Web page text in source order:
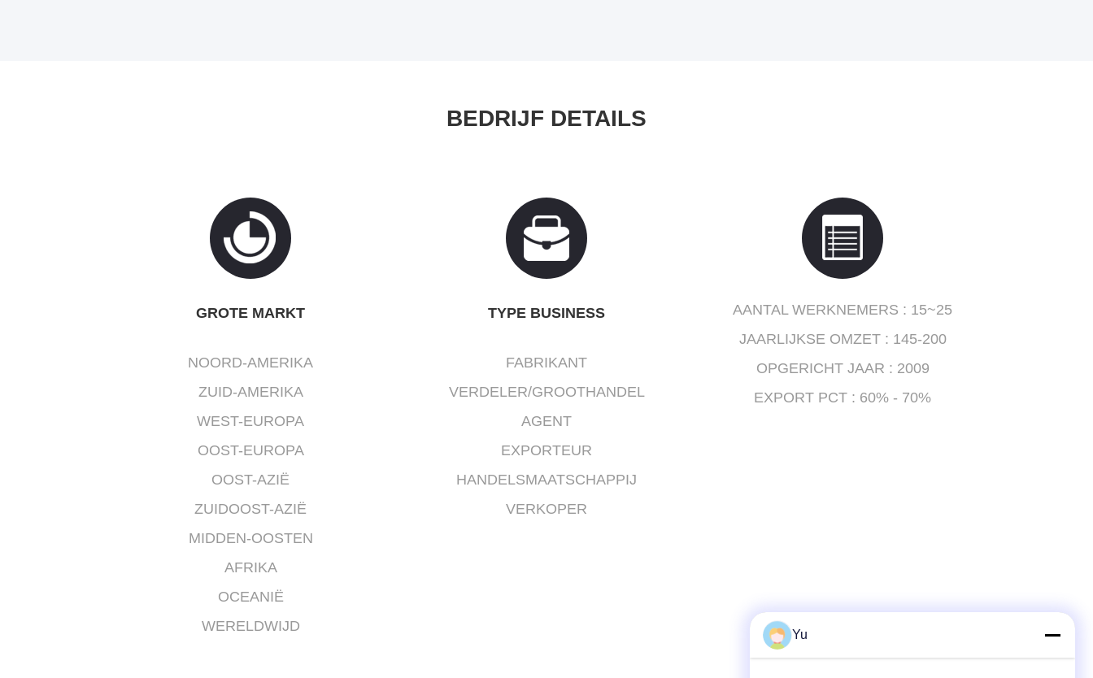
BEDRIJF DETAILS
GROTE MARKT
NOORD-AMERIKA
ZUID-AMERIKA
WEST-EUROPA
OOST-EUROPA
OOST-AZIË
ZUIDOOST-AZIË
MIDDEN-OOSTEN
AFRIKA
OCEANIË
WERELDWIJD
TYPE BUSINESS
FABRIKANT
VERDELER/GROOTHANDEL
AGENT
EXPORTEUR
HANDELSMAATSCHAPPIJ
VERKOPER
AANTAL WERKNEMERS : 15~25
JAARLIJKSE OMZET : 145-200
OPGERICHT JAAR : 2009
EXPORT PCT : 60% - 70%
Yu